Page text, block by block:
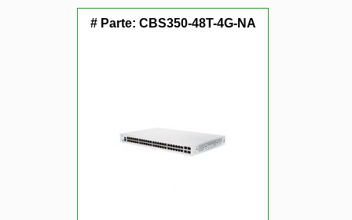
# Parte: CBS350-48T-4G-NA